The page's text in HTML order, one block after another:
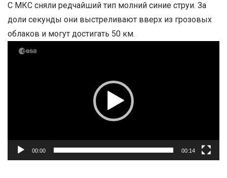
С МКС сняли редчайший тип молний синие струи. За
доли секунды они выстреливают вверх из грозовых
облаков и могут достигать 50 км.
Видеоплеер
00:00 00:14